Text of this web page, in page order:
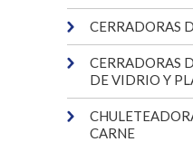
CERRADORAS
CERRADORAS
DE VIDRIO Y
CARNE